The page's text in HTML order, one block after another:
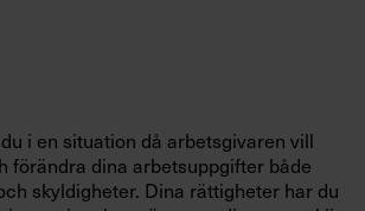
i en situation då arbetsgivaren vill
förändra dina arbetsuppgifter både
skyldigheter. Dina rättigheter har du